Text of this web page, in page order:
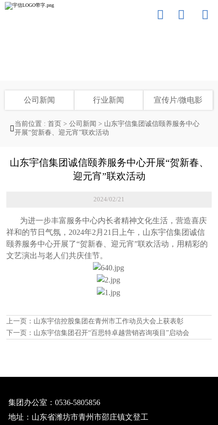
  
公司新闻 行业新闻 宣传片/微电影

当前位置 : 首页 > 公司新闻 > 山东宇信集团诚信颐养服务中心
开展“贺新春、迎元宵”联欢活动
山东宇信集团诚信颐养服务中心开展“贺新春、
迎元宵”联欢活动
2024/02/21
为进一步丰富服务中心内长者精神文化生活，营造喜庆
祥和的节日气氛，2024年2月21日上午，山东宇信集团诚信
颐养服务中心开展了“贺新春、迎元宵”联欢活动，用精彩的
文艺演出与老人们共庆佳节。
上一页： 山东宇信控股集团在青州市工作动员大会上获表彰
下一页： 山东宇信集团召开“百思特卓越营销咨询项目”启动会
集团办公室：0536-5805856
地址：山东省潍坊市青州市邵庄镇文登工